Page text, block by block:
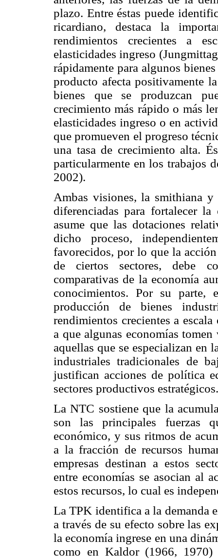
plazo. Entre éstas puede
ricardiano, destaca la
rendimientos crecientes a
elasticidades ingreso
rápidamente para algunos
producto afecta positivamente
bienes que se produzcan
crecimiento más rápido o más
elasticidades ingreso o en
que promueven el progreso
una tasa de crecimiento alta.
particularmente en los trabajos
2002).
Ambas visiones, la smithiana
diferenciadas para fortalecer
asume que las dotaciones
dicho proceso,
favorecidos, por lo que la
de ciertos sectores, debe
comparativas de la economía
conocimientos. Por su parte,
producción de bienes
rendimientos crecientes a
a que algunas economías
aquellas que se especializan en
industriales tradicionales de
justifican acciones de política
sectores productivos estratégicos.
La NTC sostiene que la
son las principales fuerzas
económico, y sus ritmos de
a la fracción de recursos
empresas destinan a estos
entre economías se asocian al
estos recursos, lo cual es
La TPK identifica a la demanda
a través de su efecto sobre las
la economía ingrese en una
como en Kaldor (1966,